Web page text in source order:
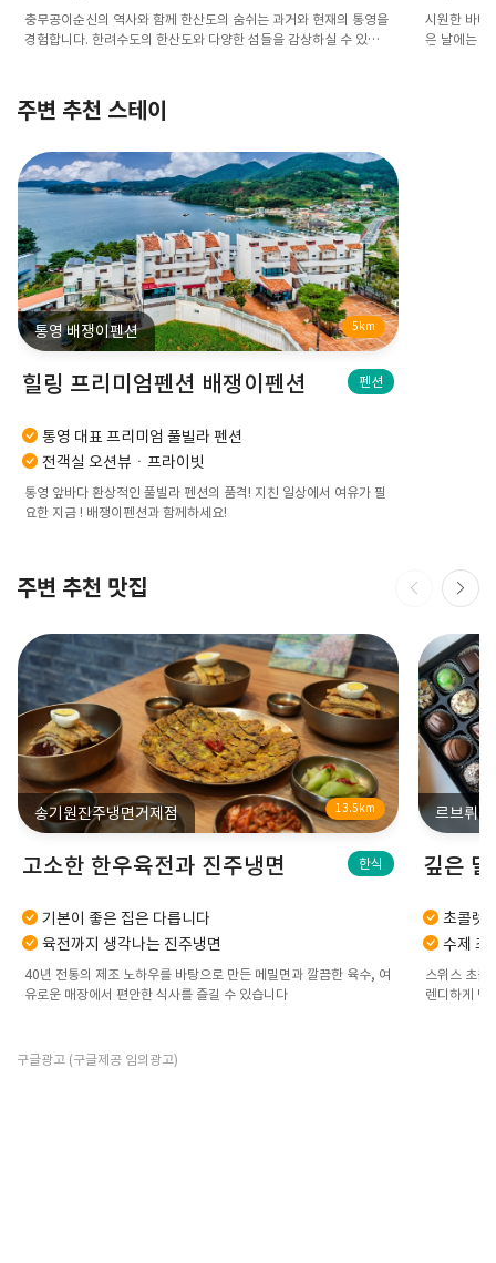
충무공이순신의 역사와 함께 한산도의 숨쉬는 과거와 현재의 통영을
경험합니다. 한려수도의 한산도와 다양한 섬들을 감상하실 수 있습
시원한 바다
은 날에는
주변 추천 스테이
통영 배쟁이펜션 5km
힐링 프리미엄펜션 배쟁이펜션 펜션
통영 대표 프리미엄 풀빌라 펜션
전객실 오션뷰ㆍ프라이빗
통영 앞바다 환상적인 풀빌라 펜션의 품격! 지친 일상에서 여유가 필
요한 지금 ! 배쟁이펜션과 함께하세요!
주변 추천 맛집
송기원진주냉면거제점 13.5km
고소한 한우육전과 진주냉면 한식
기본이 좋은 집은 다릅니다
육전까지 생각나는 진주냉면
40년 전통의 제조 노하우를 바탕으로 만든 메밀면과 깔끔한 육수, 여
유로운 매장에서 편안한 식사를 즐길 수 있습니다
르브뤼셀
깊은
초콜렛
수제 초
스위스 초콜
렌디하게 만
구글광고 (구글제공 임의광고)